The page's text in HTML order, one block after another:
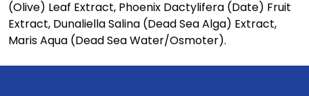
(Olive) Leaf Extract, Phoenix Dactylifera (Date) Fruit
Extract, Dunaliella Salina (Dead Sea Alga) Extract,
Maris Aqua (Dead Sea Water/Osmoter).